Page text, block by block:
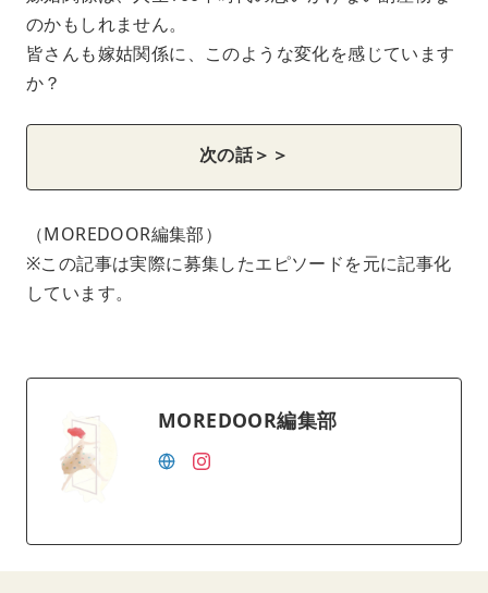
のかもしれません。
皆さんも嫁姑関係に、このような変化を感じています
か？
次の話＞＞
（MOREDOOR編集部）
※この記事は実際に募集したエピソードを元に記事化
しています。
MOREDOOR編集部